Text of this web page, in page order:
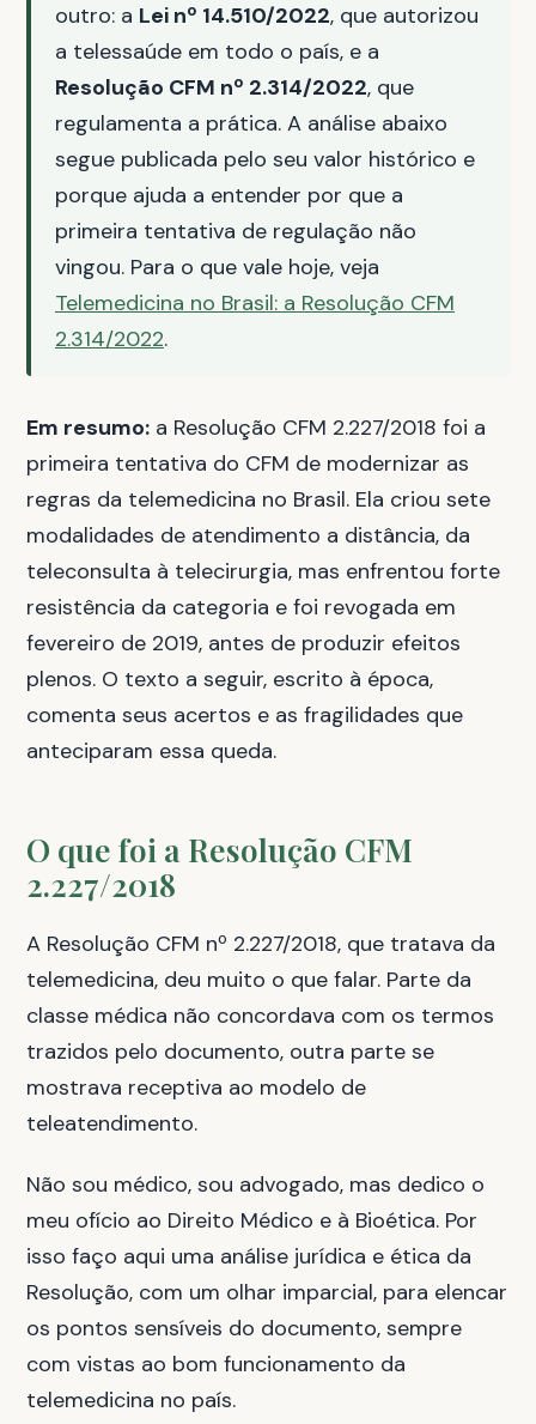
outro: a Lei nº 14.510/2022, que autorizou
a telessaúde em todo o país, e a
Resolução CFM nº 2.314/2022, que
regulamenta a prática. A análise abaixo
segue publicada pelo seu valor histórico e
porque ajuda a entender por que a
primeira tentativa de regulação não
vingou. Para o que vale hoje, veja
Telemedicina no Brasil: a Resolução CFM
2.314/2022.
Em resumo: a Resolução CFM 2.227/2018 foi a
primeira tentativa do CFM de modernizar as
regras da telemedicina no Brasil. Ela criou sete
modalidades de atendimento a distância, da
teleconsulta à telecirurgia, mas enfrentou forte
resistência da categoria e foi revogada em
fevereiro de 2019, antes de produzir efeitos
plenos. O texto a seguir, escrito à época,
comenta seus acertos e as fragilidades que
anteciparam essa queda.
O que foi a Resolução CFM
2.227/2018
A Resolução CFM nº 2.227/2018, que tratava da
telemedicina, deu muito o que falar. Parte da
classe médica não concordava com os termos
trazidos pelo documento, outra parte se
mostrava receptiva ao modelo de
teleatendimento.
Não sou médico, sou advogado, mas dedico o
meu ofício ao Direito Médico e à Bioética. Por
isso faço aqui uma análise jurídica e ética da
Resolução, com um olhar imparcial, para elencar
os pontos sensíveis do documento, sempre
com vistas ao bom funcionamento da
telemedicina no país.